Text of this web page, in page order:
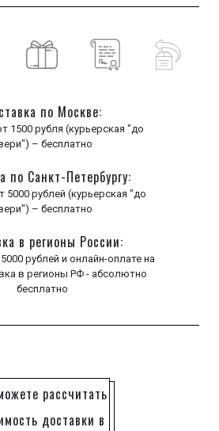
по Москве:
1500 рубля (курьерская "до
– бесплатно
по Санкт-Петербургу:
5000 рублей (курьерская "до
– бесплатно
в регионы России:
рублей и онлайн-оплате на
в регионы РФ - абсолютно
бесплатно
рассчитать
доставки в